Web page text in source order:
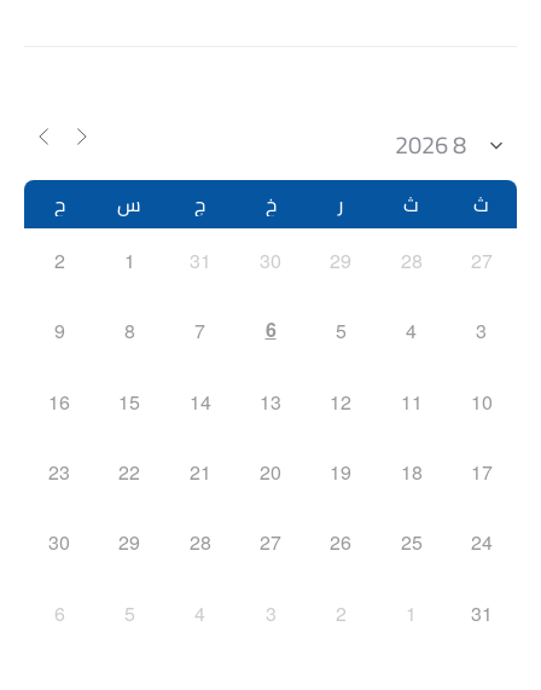
ث ث ر خ ج س ح
27
28
29
30
31
1
2
3
4
5
6
7
8
9
10
11
12
13
14
15
16
17
18
19
20
21
22
23
24
25
26
27
28
29
30
31
1
2
3
4
5
6